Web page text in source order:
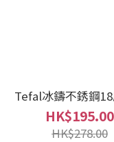
Tefal冰鑄不銹鋼
HK$195.00
HK$278.00